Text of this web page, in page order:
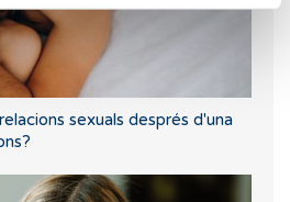
sexuals després d'una